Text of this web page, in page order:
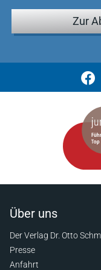
Zur
Über uns
Der Verlag Dr. Otto
Presse
Anfahrt